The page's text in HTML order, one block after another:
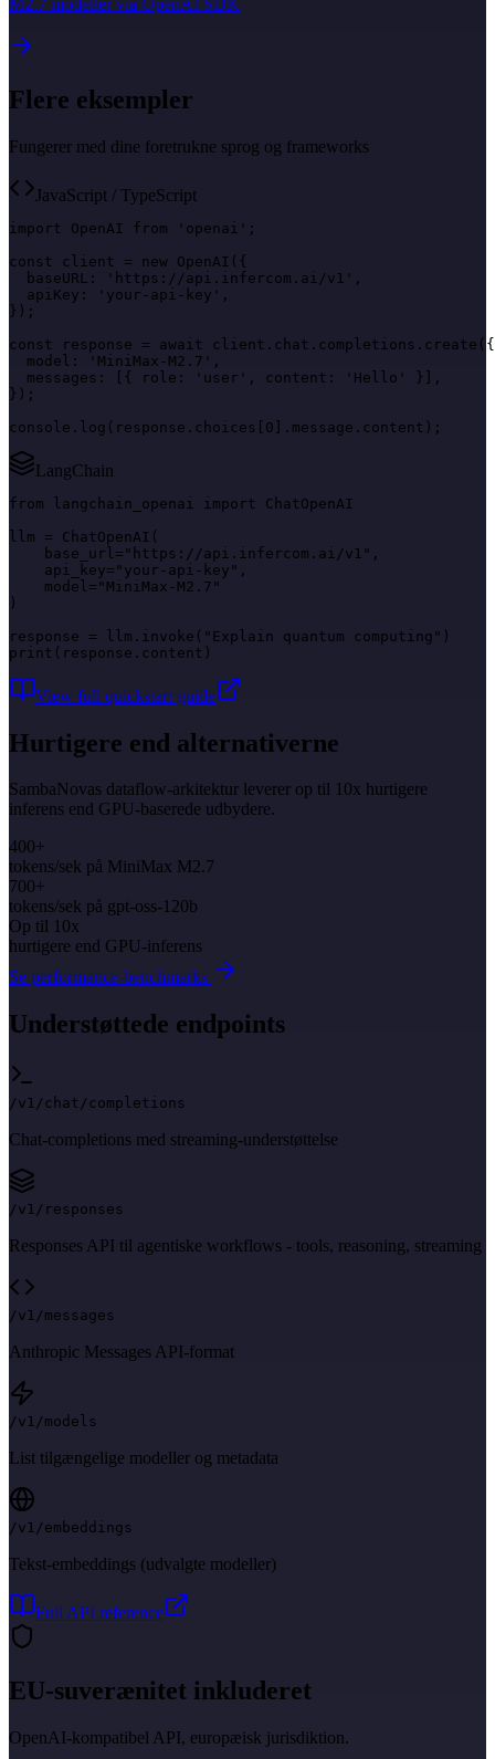
Flere eksempler
Fungerer med dine foretrukne sprog og frameworks
JavaScript / TypeScript
import OpenAI from 'openai';
const client = new OpenAI({
  baseURL: 'https://api.infercom.ai/v1',
  apiKey: 'your-api-key',
});
const response = await client.chat.completions.create({
  model: 'MiniMax-M2.7',
  messages: [{ role: 'user', content: 'Hello' }],
});
console.log(response.choices[0].message.content);
LangChain
from langchain_openai import ChatOpenAI
llm = ChatOpenAI(
    base_url="https://api.infercom.ai/v1",
    api_key="your-api-key",
    model="MiniMax-M2.7"
)
response = llm.invoke("Explain quantum computing")
print(response.content)
View full quickstart guide
Hurtigere end alternativerne
SambaNovas dataflow-arkitektur leverer op til 10x hurtigere
inferens end GPU-baserede udbydere.
400+
tokens/sek på MiniMax M2.7
700+
tokens/sek på gpt-oss-120b
Op til 10x
hurtigere end GPU-inferens
Se performance-benchmarks
Understøttede endpoints
/v1/chat/completions
Chat-completions med streaming-understøttelse
/v1/responses
Responses API til agentiske workflows - tools, reasoning, streaming
/v1/messages
Anthropic Messages API-format
/v1/models
List tilgængelige modeller og metadata
/v1/embeddings
Tekst-embeddings (udvalgte modeller)
Full API reference
EU-suverænitet inkluderet
OpenAI-kompatibel API, europæisk jurisdiktion.